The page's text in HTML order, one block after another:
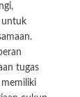
untuk
tugas